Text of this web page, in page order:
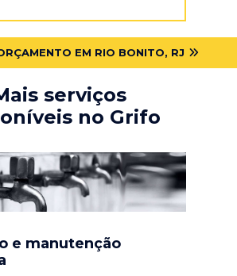
EM RIO BONITO, RJ
serviços
no Grifo
e manutenção